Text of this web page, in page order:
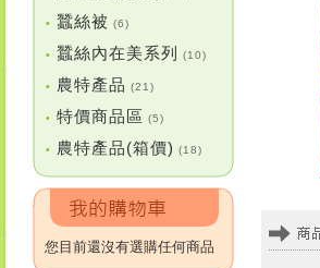
• 蠶絲被 (6)
• 蠶絲內在美系列 (10)
• 農特產品 (21)
• 特價商品區 (5)
• 農特產品(箱價) (18)
您目前還沒有選購任何商品